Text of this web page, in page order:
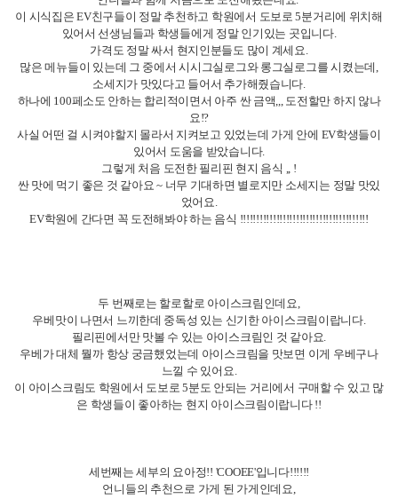
이 시식집은 EV친구들이 정말 추천하고 학원에서 도보로 5분거리에 위치해
있어서 선생님들과 학생들에게 정말 인기있는 곳입니다.
가격도 정말 싸서 현지인분들도 많이 계세요.
많은 메뉴들이 있는데 그 중에서 시시그실로그와 롱그실로그를 시켰는데,
소세지가 맛있다고 들어서 추가해줬습니다.
하나에 100페소도 안하는 합리적이면서 아주 싼 금액,,, 도전할만 하지 않나
요!?
사실 어떤 걸 시켜야할지 몰라서 지켜보고 있었는데 가게 안에 EV학생들이
있어서 도움을 받았습니다.
그렇게 처음 도전한 필리핀 현지 음식 ,, !
싼 맛에 먹기 좋은 것 같아요 ~ 너무 기대하면 별로지만 소세지는 정말 맛있
었어요.
EV학원에 간다면 꼭 도전해봐야 하는 음식 !!!!!!!!!!!!!!!!!!!!!!!!!!!!!!!!!!!!!!!